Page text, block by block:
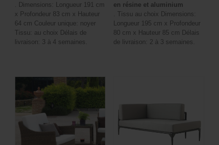
. Dimensions: Longueur 191 cm
x Profondeur 83 cm x Hauteur
64 cm Couleur unique: noyer
Tissu: au choix Délais de
livraison: 3 à 4 semaines.
en résine et aluminium
. Tissu au choix Dimensions:
Longueur 195 cm x Profondeur
80 cm x Hauteur 85 cm Délais
de livraison: 2 à 3 semaines.